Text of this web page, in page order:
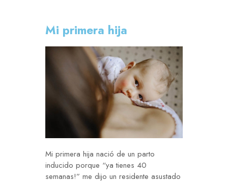
Mi primera hija
Mi primera hija nació de un parto
inducido porque “ya tienes 40
semanas!” me dijo un residente asustado